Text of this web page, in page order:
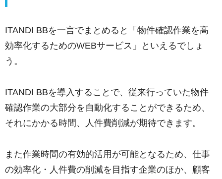
ITANDI BBを一言でまとめると「物件確認作業を高
効率化するためのWEBサービス」といえるでしょ
う。
ITANDI BBを導入することで、従来行っていた物件
確認作業の大部分を自動化することができるため、
それにかかる時間、人件費削減が期待できます。
また作業時間の有効的活用が可能となるため、仕事
の効率化・人件費の削減を目指す企業のほか、顧客